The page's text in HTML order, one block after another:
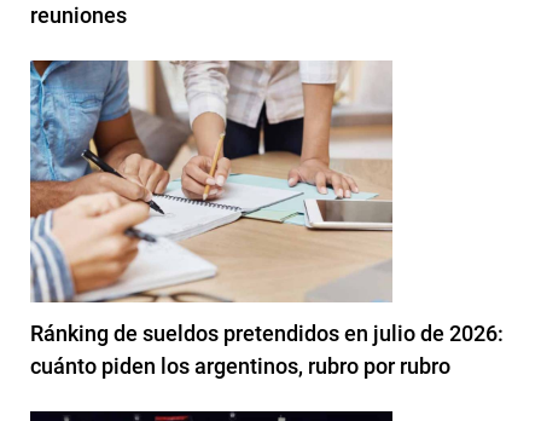
reuniones
Ránking de sueldos pretendidos en julio de 2026:
cuánto piden los argentinos, rubro por rubro